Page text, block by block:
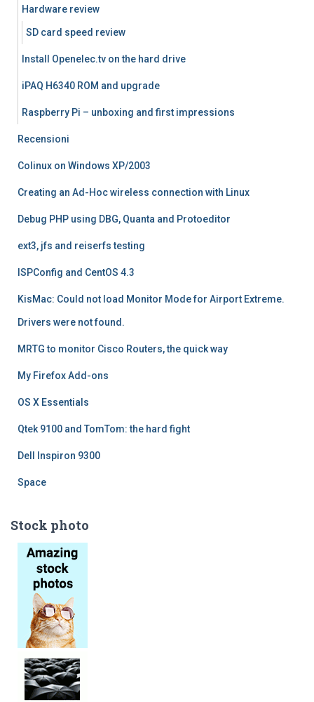
Hardware review
SD card speed review
Install Openelec.tv on the hard drive
iPAQ H6340 ROM and upgrade
Raspberry Pi – unboxing and first impressions
Recensioni
Colinux on Windows XP/2003
Creating an Ad-Hoc wireless connection with Linux
Debug PHP using DBG, Quanta and Protoeditor
ext3, jfs and reiserfs testing
ISPConfig and CentOS 4.3
KisMac: Could not load Monitor Mode for Airport Extreme.
Drivers were not found.
MRTG to monitor Cisco Routers, the quick way
My Firefox Add-ons
OS X Essentials
Qtek 9100 and TomTom: the hard fight
Dell Inspiron 9300
Space
Stock photo